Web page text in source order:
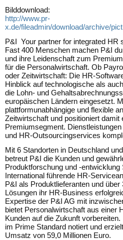
Bilddownload:
http://www.pr-
x.de/fileadmin/download/archive/
P&I Your partner for integrated
Fast 400 Menschen machen P&I
und ihre Leidenschaft zum
für die Personalwirtschaft. Ob
oder Zeitwirtschaft: Die HR-
Hinblick auf technologische als
die Lohn- und
europäischen Ländern eingesetzt.
plattformunabhängige und flexible
Zeitwirtschaft und positioniert
Premiumsegment.
und HR-Outsourcingservices
Mit 6 Standorten in Deutschland
betreut P&I die Kunden und
Produktforschung und -
International führende HR-
P&I als Produktlieferanten und
Lösungen ihr HR-Business
Expertise der P&I AG mit
bietet Personalwirtschaft aus einer
Kunden auf die Zukunft
im Prime Standard notiert und
Umsatz von 59,0 Millionen Euro.